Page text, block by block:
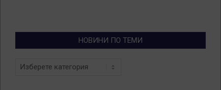
НОВИНИ ПО ТЕМИ
Новини